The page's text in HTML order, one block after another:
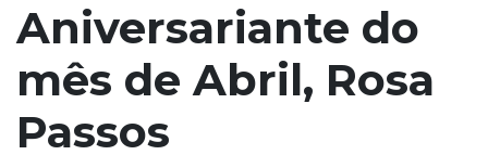
Aniversariante do
mês de Abril, Rosa
Passos